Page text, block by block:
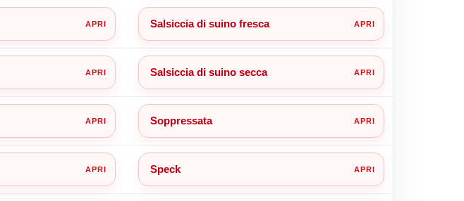
Salsiccia di suino fresca
Salsiccia di suino secca
Soppressata
Speck